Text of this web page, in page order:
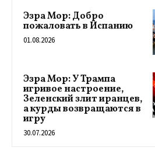
Эзра Мор: Добро
пожаловать в Испанию
01.08.2026
Эзра Мор: У Трампа
игривое настроение,
Зеленский злит иранцев,
а курды возвращаются в
игру
30.07.2026